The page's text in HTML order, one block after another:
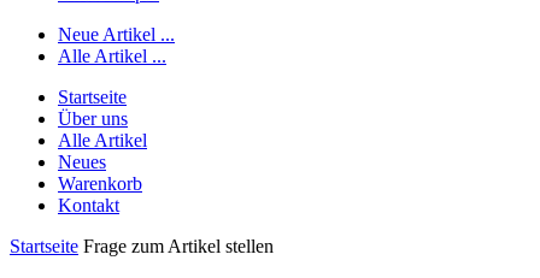
Neue Artikel ...
Alle Artikel ...
Startseite
Über uns
Alle Artikel
Neues
Warenkorb
Kontakt
Startseite Frage zum Artikel stellen